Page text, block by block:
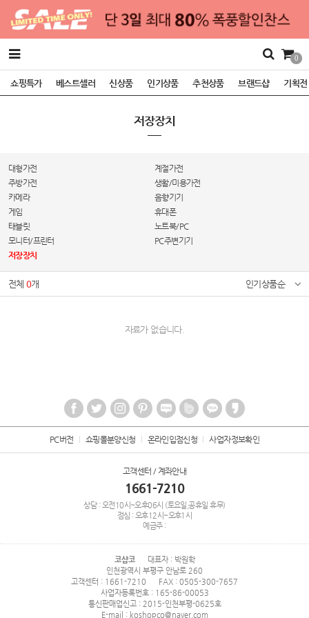
0
쇼핑특가 베스트셀러 신상품 인기상품 추천상품 브랜드샵 기획전
저장장치
대형가전
계절가전
주방가전
생활/미용가전
카메라
음향기기
게임
휴대폰
태블릿
노트북/PC
모니터/프린터
PC주변기기
저장장치
전체0개 인기상품순
자료가 없습니다.
PC버전 쇼핑몰분양신청 온라인입점신청 사업자정보확인
고객센터 / 계좌안내
1661-7210
상담 : 오전10시~오후06시 (토요일,공휴일 휴무)
점심 : 오후12시~오후1시
예금주 :
코샵코
대표자 : 박원학
인천광역시 부평구 안남로 260
고객센터 : 1661-7210
FAX : 0505-300-7657
사업자등록번호 : 165-86-00053
통신판매업신고 : 2015-인천부평-0625호
E-mail : koshopco@naver.com